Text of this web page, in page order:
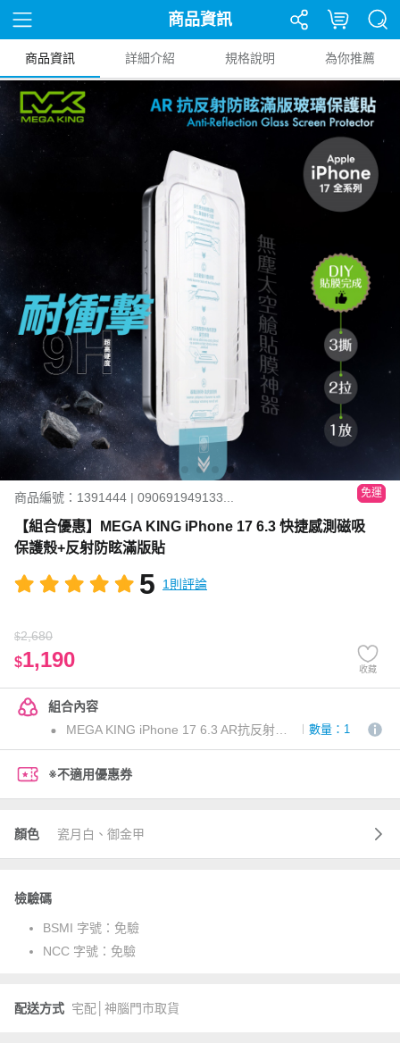
商品資訊
商品資訊 詳細介紹 規格說明 為你推薦
商品編號：1391444 | 090691949133... 免運
【組合優惠】MEGA KING iPhone 17 6.3 快捷感測磁吸
保護殼+反射防眩滿版貼
5 1則評論
$2,680
$1,190 收藏
組合內容
MEGA KING iPhone 17 6.3 AR抗反射防眩滿版玻璃保護貼(無塵太空艙貼膜神器)
數量：1
※不適用優惠券
顏色 瓷月白、御金甲
檢驗碼
BSMI 字號： 免驗
NCC 字號： 免驗
配送方式 宅配│神腦門市取貨